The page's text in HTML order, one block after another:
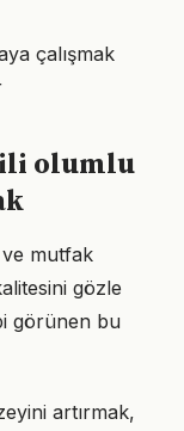
çalışmak
olumlu
mutfak
gözle
görünen bu
artırmak,